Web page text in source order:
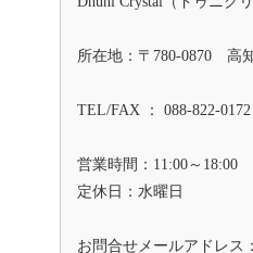
所在地：〒780-0870 高
TEL/FAX ： 088-822-0172
営業時間：11:00～18:00
定休日：水曜日
お問合せメールアドレス